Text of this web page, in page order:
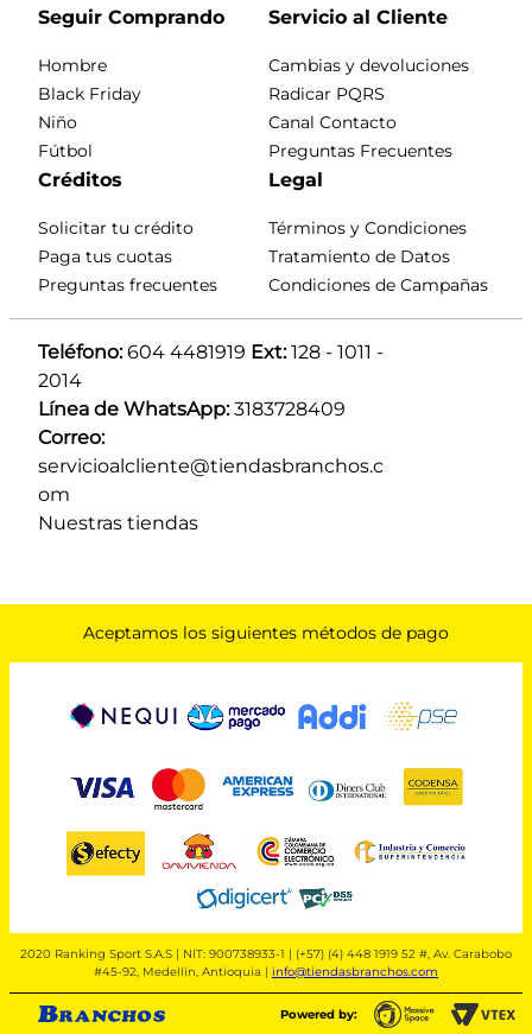
Seguir Comprando
Hombre
Black Friday
Niño
Fútbol
Servicio al Cliente
Cambias y devoluciones
Radicar PQRS
Canal Contacto
Preguntas Frecuentes
Créditos
Solicitar tu crédito
Paga tus cuotas
Preguntas frecuentes
Legal
Términos y Condiciones
Tratamiento de Datos
Condiciones de Campañas
Teléfono: 604 4481919 Ext: 128 - 1011 -
2014
Línea de WhatsApp: 3183728409
Correo:
servicioalcliente@tiendasbranchos.c
om
Nuestras tiendas
Aceptamos los siguientes métodos de pago
2020 Ranking Sport S.A.S | NIT: 900738933-1 | (+57) (4) 448 1919 52 #, Av. Carabobo
#45-92, Medellín, Antioquia | info@tiendasbranchos.com
Powered by: